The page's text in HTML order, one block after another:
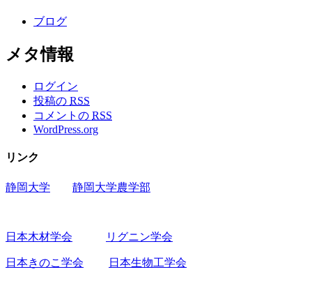
ブログ
メタ情報
ログイン
投稿の RSS
コメントの RSS
WordPress.org
リンク
静岡大学 静岡大学農学部
日本木材学会 リグニン学会
日本きのこ学会 日本生物工学会